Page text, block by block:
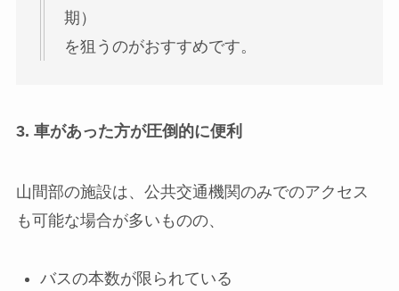
期）
を狙うのがおすすめです。
3. 車があった方が圧倒的に便利
山間部の施設は、公共交通機関のみでのアクセス
も可能な場合が多いものの、
バスの本数が限られている